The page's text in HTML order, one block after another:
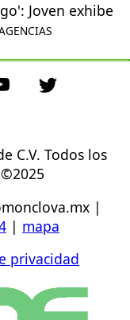
Joven exhibe
C.V. Todos los
|
| mapa
privacidad